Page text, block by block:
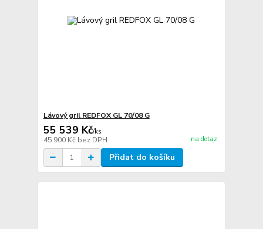
Lávový gril REDFOX GL 70/08 G
55 539 Kč/ks
45 900 Kč bez DPH na dotaz
Přidat do košíku